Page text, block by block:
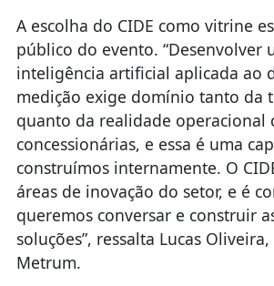
A escolha do CIDE como vitrine
público do evento. “Desenvolver
inteligência artificial aplicada ao
medição exige domínio tanto da
quanto da realidade operacional
concessionárias, e essa é uma
construímos internamente. O
áreas de inovação do setor, e é
queremos conversar e construir
soluções”, ressalta Lucas Oliveira,
Metrum.